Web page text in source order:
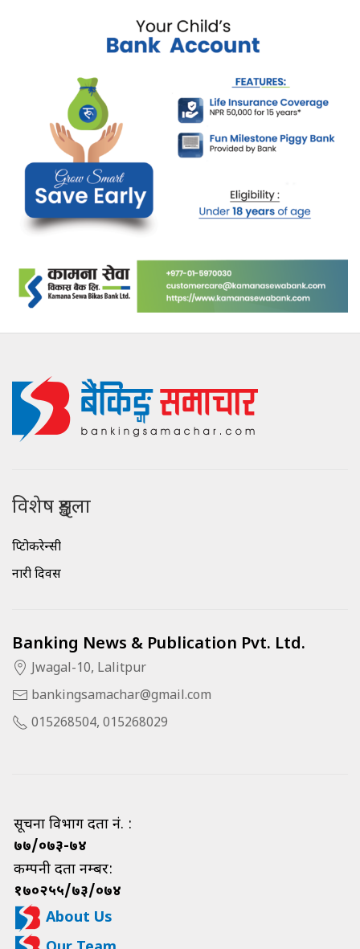
विशेष शृङ्खला
क्रिप्टोकरेन्सी
नारी दिवस
Banking News & Publication Pvt. Ltd.
Jwagal-10, Lalitpur
bankingsamachar@gmail.com
015268504, 015268029
सूचना विभाग दर्ता नं. :
७७/०७३-७४
कम्पनी दर्ता नम्बर:
१७०२५५/७३/०७४
About Us